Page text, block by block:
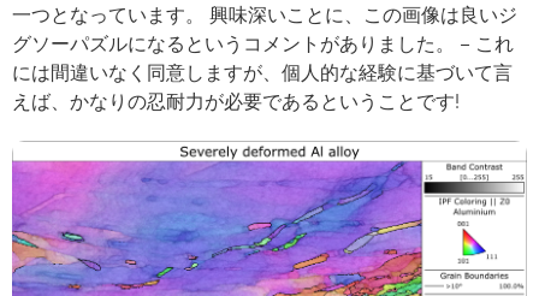
一つとなっています。 興味深いことに、この画像は良いジ
グソーパズルになるというコメントがありました。 – これ
には間違いなく同意しますが、個人的な経験に基づいて言
えば、かなりの忍耐力が必要であるということです!